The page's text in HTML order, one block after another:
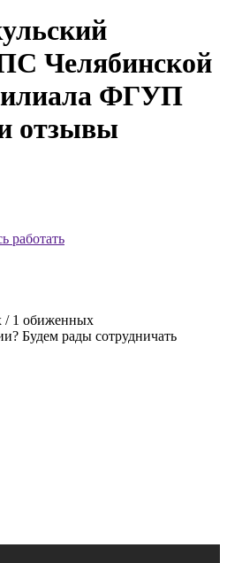
Челябинской
ФГУП
отзывы
работать
/ 1 обиженных
Будем рады сотрудничать